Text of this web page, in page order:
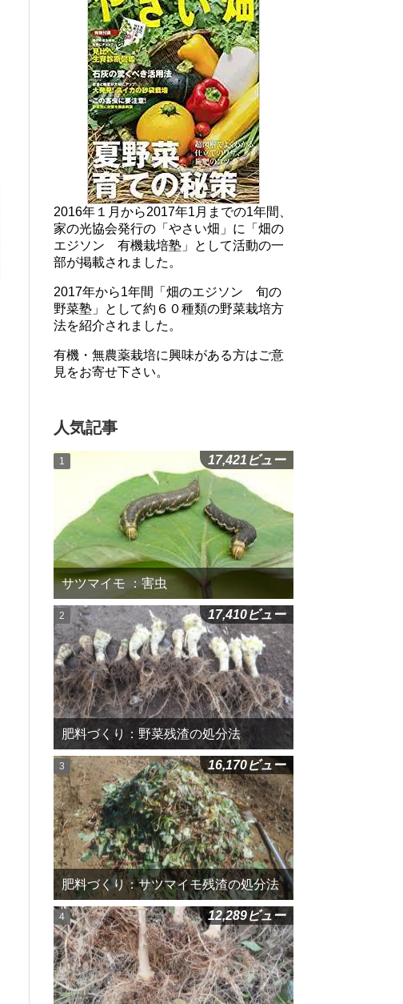
2016年１月から2017年1月までの1年間、
家の光協会発行の「やさい畑」に「畑の
エジソン 有機栽培塾」として活動の一
部が掲載されました。
2017年から1年間「畑のエジソン 旬の
野菜塾」として約６０種類の野菜栽培方
法を紹介されました。
有機・無農薬栽培に興味がある方はご意
見をお寄せ下さい。
人気記事
サツマイモ ：害虫
17,421ビュー
肥料づくり：野菜残渣の処分法
17,410ビュー
肥料づくり：サツマイモ残渣の処分法
16,170ビュー
12,289ビュー